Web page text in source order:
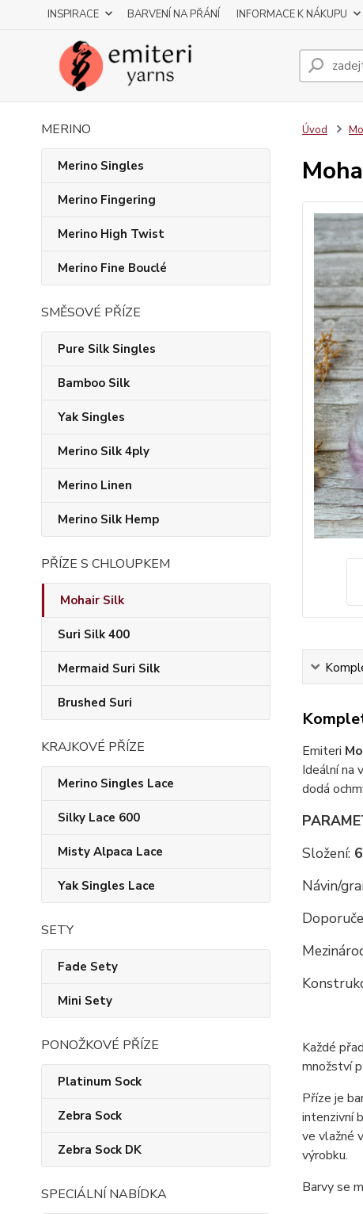
INSPIRACE BARVENÍ NA PŘÁNÍ INFORMACE K NÁKUPU
MERINO
Merino Singles
Merino Fingering
Merino High Twist
Merino Fine Bouclé
SMĚSOVÉ PŘÍZE
Pure Silk Singles
Bamboo Silk
Yak Singles
Merino Silk 4ply
Merino Linen
Merino Silk Hemp
PŘÍZE S CHLOUPKEM
Mohair Silk
Suri Silk 400
Mermaid Suri Silk
Brushed Suri
KRAJKOVÉ PŘÍZE
Merino Singles Lace
Silky Lace 600
Misty Alpaca Lace
Yak Singles Lace
SETY
Fade Sety
Mini Sety
PONOŽKOVÉ PŘÍZE
Platinum Sock
Zebra Sock
Zebra Sock DK
SPECIÁLNÍ NABÍDKA
Úvod
Emiteri
Ideální na
dodá
Složení:
Návin/
Každé
množství
Příze je
intenzivní
ve vlažné
výrobku.
Barvy se